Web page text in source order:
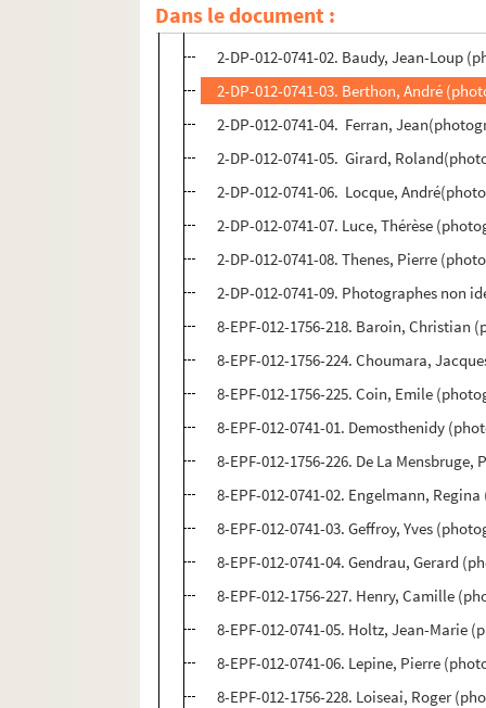
Dans le document :
2-DP-012-0741-01. Babicka, Claude
2-DP-012-0741-02. Baudy, Jean-Loup
2-DP-012-0741-03. Berthon, André
2-DP-012-0741-04. Ferran,
2-DP-012-0741-05. Girard,
2-DP-012-0741-06. Locque,
2-DP-012-0741-07. Luce, Thérèse
2-DP-012-0741-08. Thenes, Pierre
2-DP-012-0741-09. Photographes non
8-EPF-012-1756-218. Baroin, Christian
8-EPF-012-1756-224. Choumara,
8-EPF-012-1756-225. Coin, Emile
8-EPF-012-0741-01. Demosthenidy
8-EPF-012-1756-226. De La
8-EPF-012-0741-02. Engelmann,
8-EPF-012-0741-03. Geffroy, Yves
8-EPF-012-0741-04. Gendrau, Gerard
8-EPF-012-1756-227. Henry, Camille
8-EPF-012-0741-05. Holtz, Jean-Marie
8-EPF-012-0741-06. Lepine, Pierre
8-EPF-012-1756-228. Loiseai, Roger